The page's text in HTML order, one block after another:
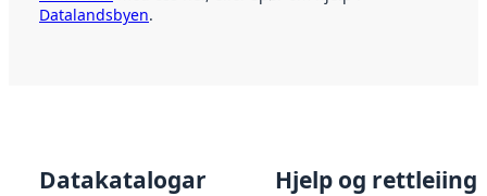
Datalandsbyen.
Datakatalogar Hjelp og rettleiing